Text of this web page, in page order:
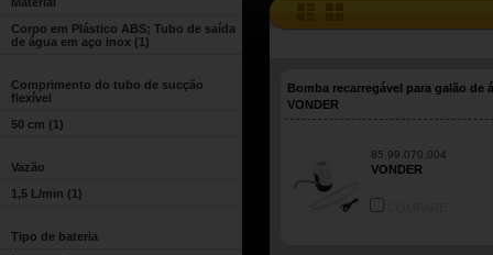
Corpo em Plástico ABS; Tubo de saída
de água em aço inox (1)
Comprimento do tubo de sucção
flexível
50 cm (1)
Vazão
1,5 L/min (1)
Tipo de bateria
Bomba recarregável para galão de
VONDER
85.99.070.004
VONDER